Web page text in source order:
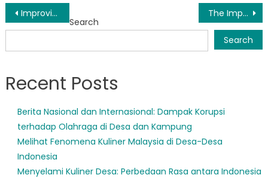
Post
navigation
Improving Educational Quality: Dinas Pendidikan Musi Rawas’ Initiatives The Importance of Preserving and Promoting Pendidikan Musi Rawas
Search
Search
Recent Posts
Berita Nasional dan Internasional: Dampak Korupsi
terhadap Olahraga di Desa dan Kampung
Melihat Fenomena Kuliner Malaysia di Desa-Desa
Indonesia
Menyelami Kuliner Desa: Perbedaan Rasa antara Indonesia